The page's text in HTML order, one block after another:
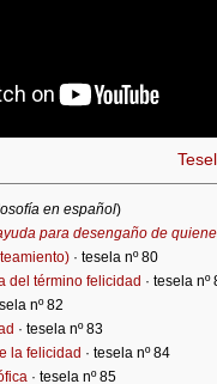
en español)
para desengaño de
· tesela nº 80
del término felicidad · tesela nº
nº 82
· tesela nº 83
la felicidad · tesela nº 84
· tesela nº 85